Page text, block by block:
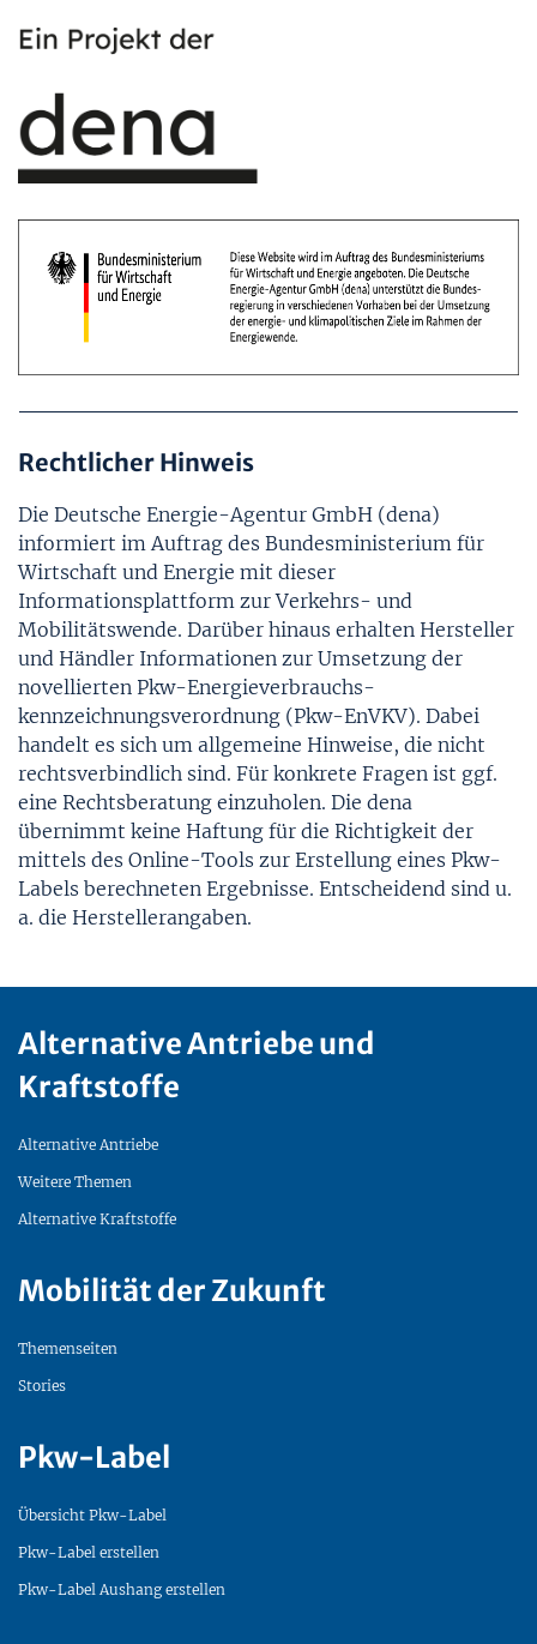
Rechtlicher Hinweis
Die Deutsche Energie-Agentur GmbH (dena)
informiert im Auftrag des Bundesministerium für
Wirtschaft und Energie mit dieser
Informationsplattform zur Verkehrs- und
Mobilitätswende. Darüber hinaus erhalten Hersteller
und Händler Informationen zur Umsetzung der
novellierten Pkw-Energie­verbrauchs­
kennzeichnungs­verordnung (Pkw-EnVKV). Dabei
handelt es sich um allgemeine Hinweise, die nicht
rechtsverbindlich sind. Für konkrete Fragen ist ggf.
eine Rechtsberatung einzuholen. Die dena
übernimmt keine Haftung für die Richtigkeit der
mittels des Online-Tools zur Erstellung eines Pkw-
Labels berechneten Ergebnisse. Entscheidend sind u.
a. die Herstellerangaben.
Alternative Antriebe und
Kraftstoffe
Alternative Antriebe
Weitere Themen
Alternative Kraftstoffe
Mobilität der Zukunft
Themenseiten
Stories
Pkw-Label
Übersicht Pkw-Label
Pkw-Label erstellen
Pkw-Label Aushang erstellen